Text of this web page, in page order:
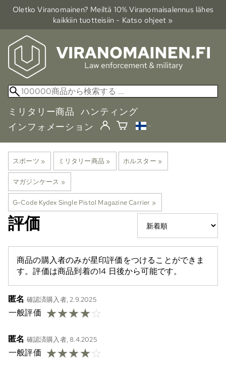
Oletko Viranomainen? Meiltä 10% Viranomais­alennus lähes
kaikkiin tuotteisiin - Katso ohjeet »
ミリタリー商品
ハンティング
インフォメーション
スポーツ ‪» ミリタリー商品 ‪» ホルスター ‪»
マガジンケース ‪»
G-Code Kydex Single Pistol Magazine Carrier ‪»
評価
商品の購入者のみが星印評価をつけることができま
す。評価は商品到着の14 日後から可能です。
匿名 確認済購入者, 2.9.2025
一般評価 ☆☆☆☆☆
匿名 確認済購入者, 8.4.2025
一般評価 ☆☆☆☆☆